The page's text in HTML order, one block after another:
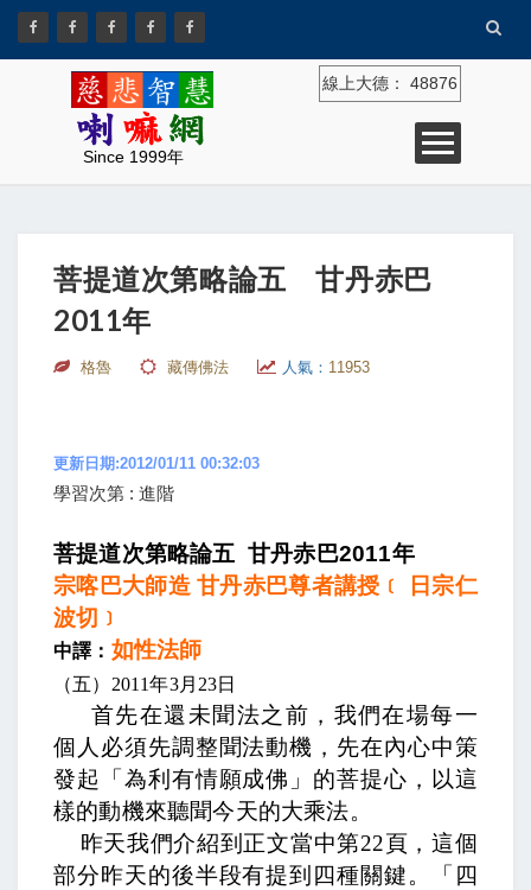
Since 1999年
線上大德： 48876
菩提道次第略論五 甘丹赤巴
2011年
格魯 藏傳佛法 人氣： 11953
更新日期:2012/01/11 00:32:03
學習次第 : 進階
菩提道次第略論五 甘丹赤巴2011年
宗喀巴大師造 甘丹赤巴尊者講授﹝ 日宗仁
波切﹞
中譯： 如性法師
（五） 2011年3月 23日
首先在還未聞法之前，我們在場每一
個人必須先調整聞法動機，先在內心中策
發起「為利有情願成佛」的菩提心，以這
樣的動機來聽聞今天的大乘法。
昨天我們介紹到正文當中第22頁，這個
部分昨天的後半段有提到四種關鍵。「四